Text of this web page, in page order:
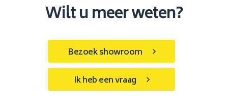
Wilt u meer weten?
Bezoek showroom
Ik heb een vraag